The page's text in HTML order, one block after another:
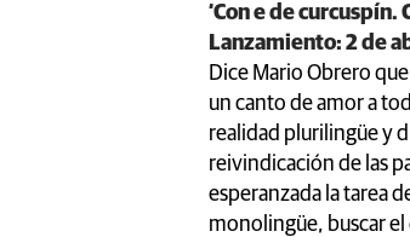
‘Con e de
Lanzamiento: 2 de
Dice Mario Obrero
un canto de amor a
realidad plurilingüe y
reivindicación de las
esperanzada la tarea
monolingüe, buscar